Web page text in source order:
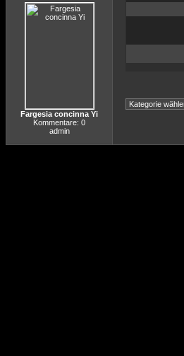
Fargesia concinna Yi
Kommentare: 0
admin